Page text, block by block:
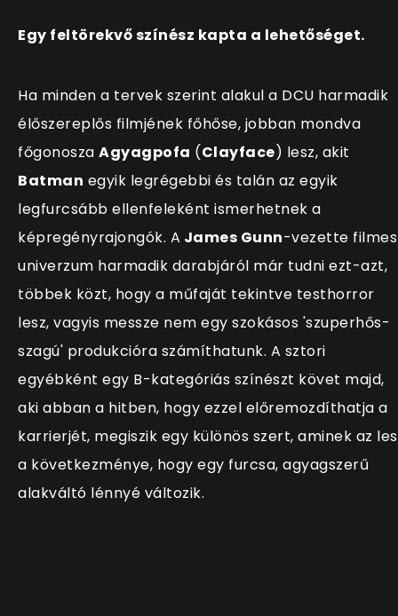
Egy feltörekvő színész kapta a lehetőséget.
Ha minden a tervek szerint alakul a DCU harmadik
élőszereplős filmjének főhőse, jobban mondva
főgonosza Agyagpofa (Clayface) lesz, akit
Batman egyik legrégebbi és talán az egyik
legfurcsább ellenfeleként ismerhetnek a
képregényrajongók. A James Gunn-vezette filmes
univerzum harmadik darabjáról már tudni ezt-azt,
többek közt, hogy a műfaját tekintve testhorror
lesz, vagyis messze nem egy szokásos 'szuperhős-
szagú' produkcióra számíthatunk. A sztori
egyébként egy B-kategóriás színészt követ majd,
aki abban a hitben, hogy ezzel előremozdíthatja a
karrierjét, megiszik egy különös szert, aminek az
a következménye, hogy egy furcsa, agyagszerű
alakváltó lénnyé változik.